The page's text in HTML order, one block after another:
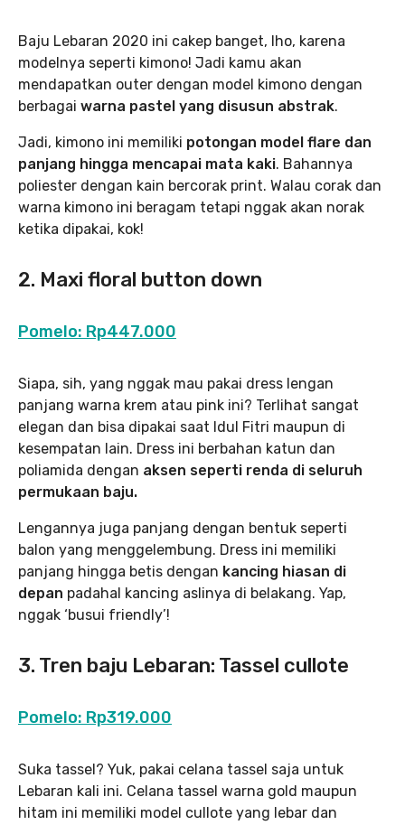
Baju Lebaran 2020 ini cakep banget, lho, karena
modelnya seperti kimono! Jadi kamu akan
mendapatkan outer dengan model kimono dengan
berbagai warna pastel yang disusun abstrak.
Jadi, kimono ini memiliki potongan model flare dan
panjang hingga mencapai mata kaki. Bahannya
poliester dengan kain bercorak print. Walau corak dan
warna kimono ini beragam tetapi nggak akan norak
ketika dipakai, kok!
2. Maxi floral button down
Pomelo: Rp447.000
Siapa, sih, yang nggak mau pakai dress lengan
panjang warna krem atau pink ini? Terlihat sangat
elegan dan bisa dipakai saat Idul Fitri maupun di
kesempatan lain. Dress ini berbahan katun dan
poliamida dengan aksen seperti renda di seluruh
permukaan baju.
Lengannya juga panjang dengan bentuk seperti
balon yang menggelembung. Dress ini memiliki
panjang hingga betis dengan kancing hiasan di
depan padahal kancing aslinya di belakang. Yap,
nggak ‘busui friendly’!
3. Tren baju Lebaran: Tassel cullote
Pomelo: Rp319.000
Suka tassel? Yuk, pakai celana tassel saja untuk
Lebaran kali ini. Celana tassel warna gold maupun
hitam ini memiliki model cullote yang lebar dan